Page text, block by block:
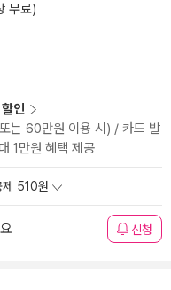
무료)
인
는 60만원 이용 시) / 카드 발
1만원 혜택 제공
제 510원
신청